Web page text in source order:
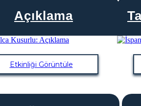
Açıklama
Etkinliği Görüntüle